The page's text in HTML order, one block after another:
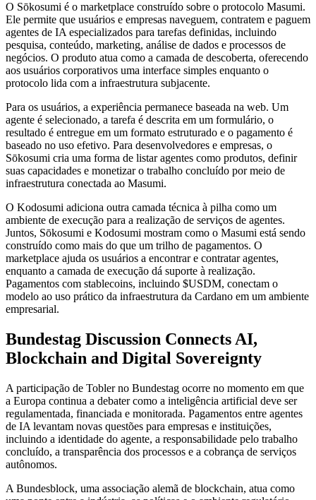
O Sōkosumi é o marketplace construído sobre o protocolo Masumi.
Ele permite que usuários e empresas naveguem, contratem e paguem
agentes de IA especializados para tarefas definidas, incluindo
pesquisa, conteúdo, marketing, análise de dados e processos de
negócios. O produto atua como a camada de descoberta, oferecendo
aos usuários corporativos uma interface simples enquanto o
protocolo lida com a infraestrutura subjacente.
Para os usuários, a experiência permanece baseada na web. Um
agente é selecionado, a tarefa é descrita em um formulário, o
resultado é entregue em um formato estruturado e o pagamento é
baseado no uso efetivo. Para desenvolvedores e empresas, o
Sōkosumi cria uma forma de listar agentes como produtos, definir
suas capacidades e monetizar o trabalho concluído por meio de
infraestrutura conectada ao Masumi.
O Kodosumi adiciona outra camada técnica à pilha como um
ambiente de execução para a realização de serviços de agentes.
Juntos, Sōkosumi e Kodosumi mostram como o Masumi está sendo
construído como mais do que um trilho de pagamentos. O
marketplace ajuda os usuários a encontrar e contratar agentes,
enquanto a camada de execução dá suporte à realização.
Pagamentos com stablecoins, incluindo $USDM, conectam o
modelo ao uso prático da infraestrutura da Cardano em um ambiente
empresarial.
Bundestag Discussion Connects AI,
Blockchain and Digital Sovereignty
A participação de Tobler no Bundestag ocorre no momento em que
a Europa continua a debater como a inteligência artificial deve ser
regulamentada, financiada e monitorada. Pagamentos entre agentes
de IA levantam novas questões para empresas e instituições,
incluindo a identidade do agente, a responsabilidade pelo trabalho
concluído, a transparência dos processos e a cobrança de serviços
autônomos.
A Bundesblock, uma associação alemã de blockchain, atua como